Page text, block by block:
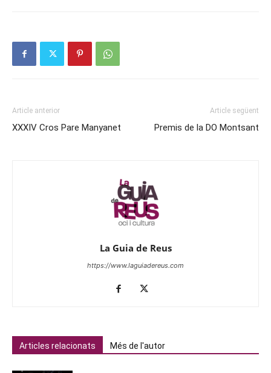
Article anterior
XXXIV Cros Pare Manyanet
Article següent
Premis de la DO Montsant
La Guia de Reus
https://www.laguiadereus.com
Articles relacionats Més de l'autor